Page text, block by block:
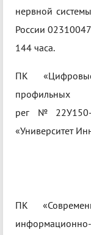
нервной
России
144 часа.
ПК
профильных
«Университет
ПК